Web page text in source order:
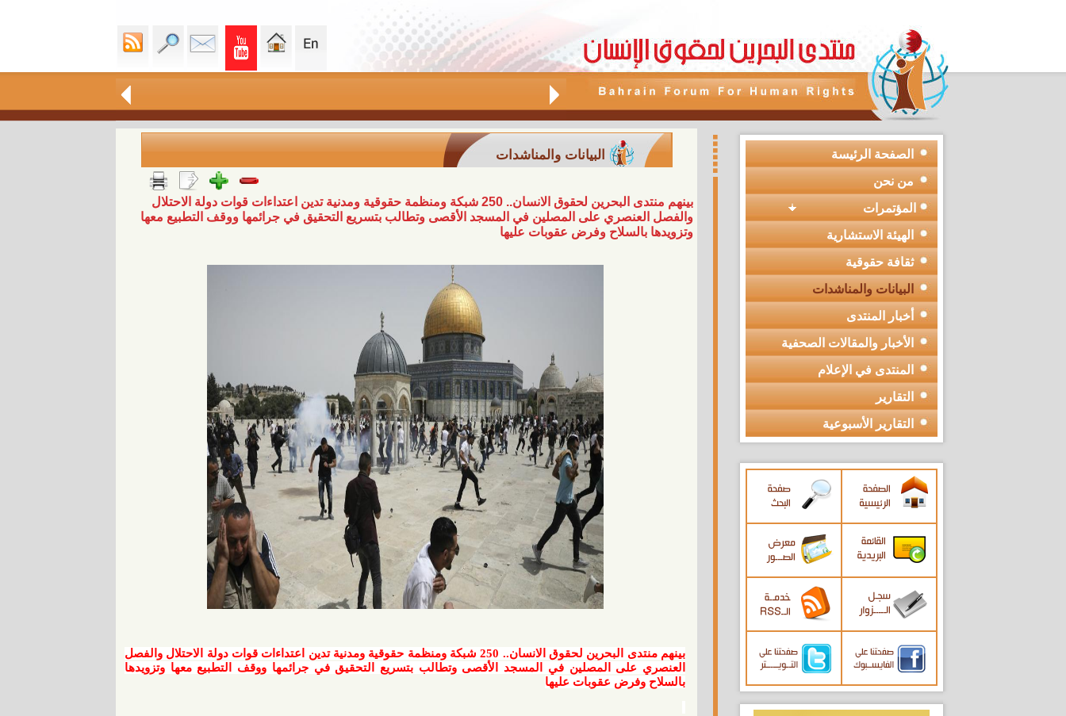
البيانات والمناشدات
بينهم منتدى البحرين لحقوق الانسان.. 250 شبكة ومنظمة حقوقية ومدنية تدين اعتداءات قوات دولة الاحتلال
والفصل العنصري على المصلين في المسجد الأقصى وتطالب بتسريع التحقيق في جرائمها ووقف التطبيع معها
وتزويدها بالسلاح وفرض عقوبات عليها
بينهم منتدى البحرين لحقوق الانسان.. 250 شبكة ومنظمة حقوقية ومدنية تدين اعتداءات
قوات دولة الاحتلال والفصل
العنصري على المصلين في المسجد الأقصىوتطالب بتسريع التحقيق في جرائمها ووقف التطبيع معها وتزويدها
بالسلاح وفرض عقوبات عليها
الصفحة الرئيسة
من نحن
المؤتمرات
الهيئة الاستشارية
ثقافة حقوقية
البيانات والمناشدات
أخبار المنتدى
الأخبار والمقالات الصحفية
المنتدى في الإعلام
التقارير
التقارير الأسبوعية